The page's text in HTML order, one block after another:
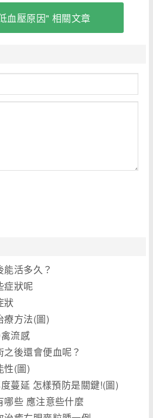
血壓原因" 相關文章
活多久？
症狀呢
狀
療方法(圖)
流感
後還會便血呢？
性(圖)
蔓延 怎樣預防是關鍵!(圖)
哪些 應注意些什麼